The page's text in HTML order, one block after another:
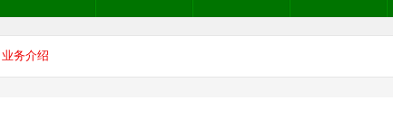
业务介绍